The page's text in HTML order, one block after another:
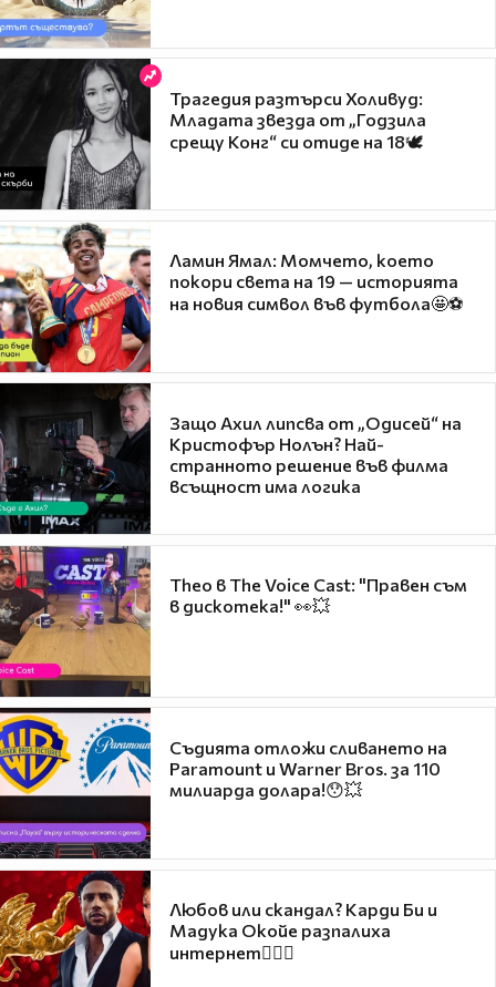
Трагедия разтърси Холивуд:
Младата звезда от „Годзила
срещу Конг“ си отиде на 18🕊️
Ламин Ямал: Момчето, което
покори света на 19 — историята
на новия символ във футбола🤩⚽
Защо Ахил липсва от „Одисей“ на
Кристофър Нолън? Най-
странното решение във филма
всъщност има логика
Theo в The Voice Cast: "Правен съм
в дискотека!" 👀💥
Съдията отложи сливането на
Paramount и Warner Bros. за 110
милиарда долара!😯💥
Любов или скандал? Карди Би и
Мадука Окойе разпалиха
интернет❤️‍🔥🔥